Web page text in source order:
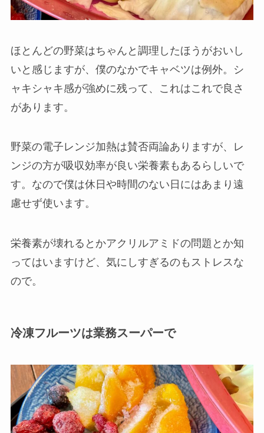
ほとんどの野菜はちゃんと調理したほうがおいし
いと感じますが、僕のなかでキャベツは例外。シ
ャキシャキ感が強めに残って、これはこれで良さ
があります。
野菜の電子レンジ加熱は賛否両論ありますが、レ
ンジの方が吸収効率が良い栄養素もあるらしいで
す。なので僕は休日や時間のない日にはあまり遠
慮せず使います。
栄養素が壊れるとかアクリルアミドの問題とか知
ってはいますけど、気にしすぎるのもストレスな
ので。
冷凍フルーツは業務スーパーで